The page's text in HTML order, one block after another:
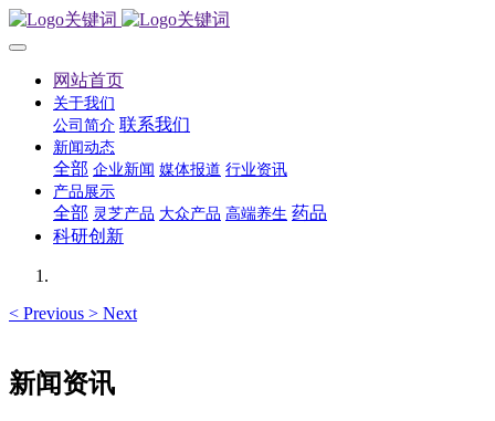
网站首页
关于我们
公司简介 联系我们
新闻动态
全部 企业新闻 媒体报道 行业资讯
产品展示
全部 灵芝产品 大众产品 高端养生 药品
科研创新
< Previous > Next
新闻资讯